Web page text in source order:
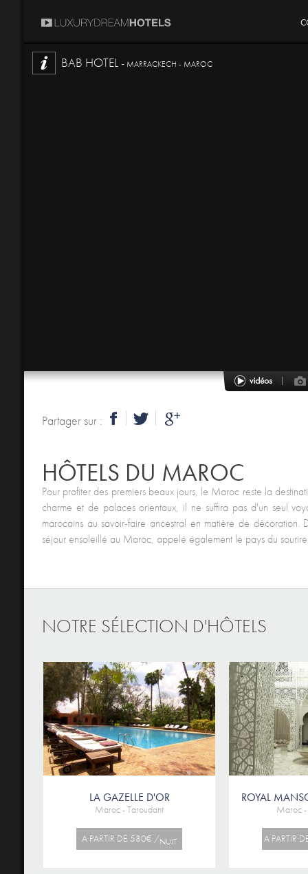
BAB HOTEL - MARRACKECH - MAROC
Partager sur :
HÔTELS DU MAROC
Pour profiter des premiers beaux jours, le Maroc reste la
charme et de palaces orientaux, il ne suffira pas d'un seul
marocains au savoir-faire ancestral en matière de
séjour ensoleillé au Maroc, appelé également le pays du
NOTRE SÉLECTION D'HÔTELS
LA GAZELLE D'OR
Maroc - Taroudant
A PARTIR DE 580€ /NUIT
ROYAL
Maroc
A PARTIR